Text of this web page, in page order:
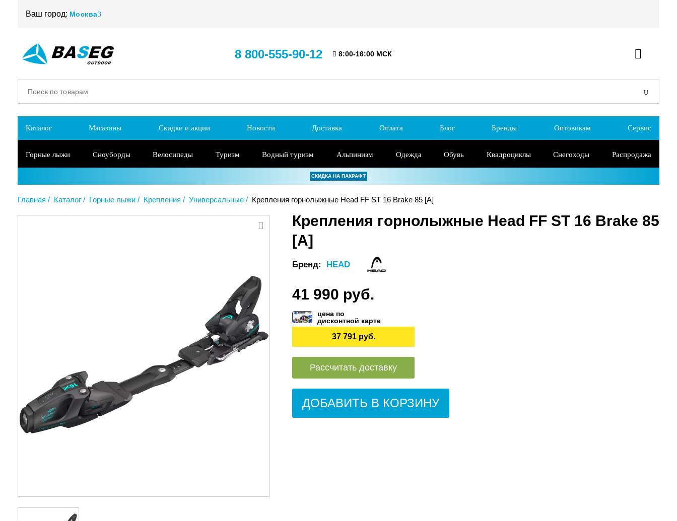
Ваш город: Москва
8 800-555-90-12 8:00-16:00 МСК
Каталог Магазины Скидки и акции Новости Доставка Оплата Блог Бренды Оптовикам Сервис
Горные лыжи Сноуборды Велосипеды Туризм Водный туризм Альпинизм Одежда Обувь Квадроциклы Снегоходы Распродажа
СКИДКА НА ПАКРАФТ
Главная Каталог Горные лыжи Крепления Универсальные Крепления горнолыжные Head FF ST 16 Brake 85 [A]
Крепления горнолыжные Head FF ST 16 Brake 85
[A]
Бренд: HEAD
41 990 руб.
цена по
дисконтной карте
37 791 руб.
Рассчитать доставку
ДОБАВИТЬ В КОРЗИНУ